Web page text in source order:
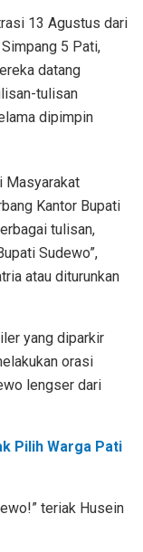
13 Agustus dari
5 Pati,
datang
tulisan
dipimpin
Masyarakat
Kantor Bupati
tulisan,
Sudewo”,
atau diturunkan
yang diparkir
orasi
lengser dari
Pilih Warga Pati
teriak Husein